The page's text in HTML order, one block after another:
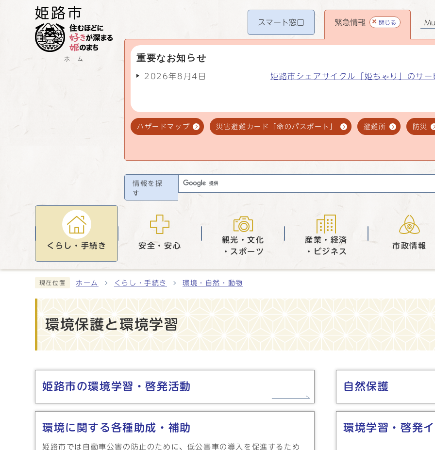
ホーム
スマート窓口 緊急情報 閉じる
重要なお知らせ
2026年8月4日 姫路市シェアサイクル「姫ちゃり」のサ
ハザードマップ 災害避難カード「命のパスポート」 避難所 防災
情報を探
す
くらし・手続き 安全・安心
観光・文化
・スポーツ
産業・経済
・ビジネス
市政情報
現在位置 ホーム くらし・手続き 環境・自然・動物
環境保護と環境学習
姫路市の環境学習・啓発活動 自然保護
環境に関する各種助成・補助
姫路市では自動車公害の防止のために、低公害車の導入を促進するため
環境学習・啓発